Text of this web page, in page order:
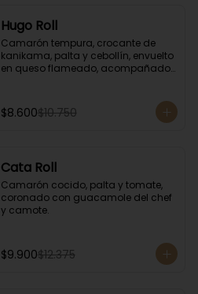
Hugo Roll
Camarón tempura, crocante de
kanikama, palta y cebollín, envuelto
en queso flameado, acompañado
$8.600$10.750
Cata Roll
Camarón cocido, palta y tomate,
coronado con guacamole del chef
y camote.
$9.900$12.375